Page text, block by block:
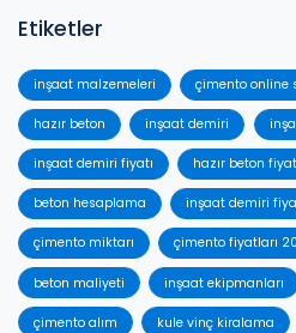
Etiketler
inşaat malzemeleri çimento online
hazır beton inşaat demiri
inşaat demiri fiyatı hazır beton
beton hesaplama inşaat demiri
çimento miktarı çimento fiyatları
beton maliyeti inşaat ekipmanları
çimento alım kule vinç kiralama